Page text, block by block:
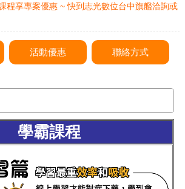
程享專案優惠 ~ 快到志光數位台中旗艦洽詢或
活動優惠 聯絡方式
學霸課程